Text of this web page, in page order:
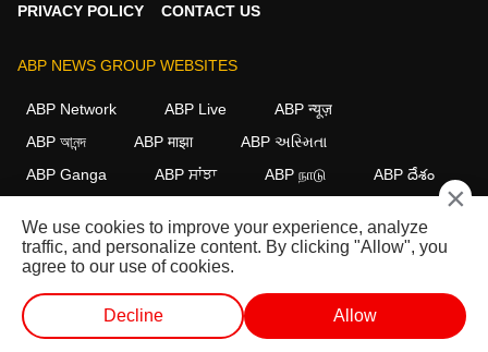
PRIVACY POLICY
CONTACT US
ABP NEWS GROUP WEBSITES
ABP Network ABP Live
ABP न्यूज़
ABP আনন্দ
ABP माझा
ABP અસ્મિતા
ABP Ganga
ABP ਸਾਂਝਾ ABP நாடு ABP దేశం
FOLLOW US
This website follows the DNPA Code of Ethics.
Copyright@2026.
All rights reserved.
×
We use cookies to improve your experience, analyze
traffic, and personalize content. By clicking "Allow", you
agree to our use of cookies.
Decline Allow